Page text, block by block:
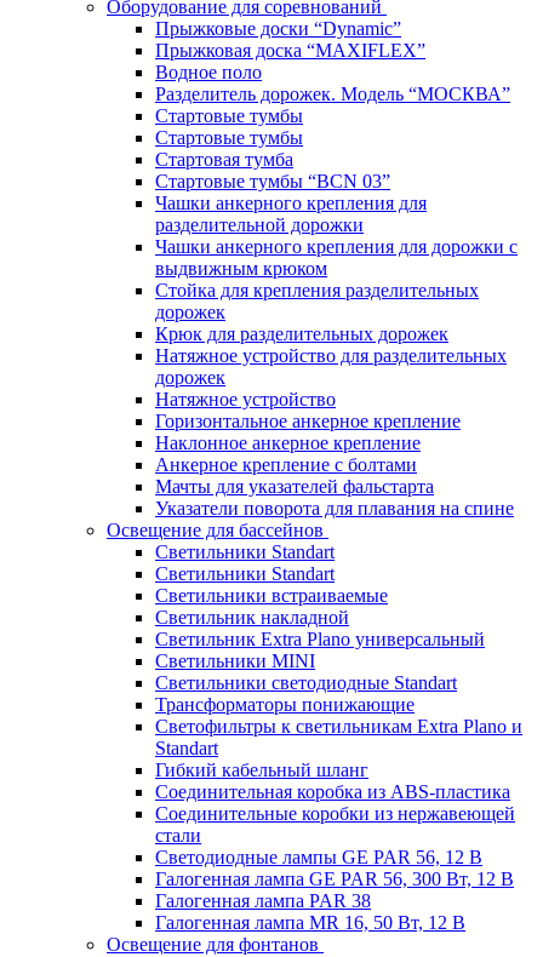
Оборудование для соревнований
Прыжковые доски “Dynamic”
Прыжковая доска “MAXIFLEX”
Водное поло
Разделитель дорожек. Модель “МОСКВА”
Стартовые тумбы
Стартовые тумбы
Стартовая тумба
Стартовые тумбы “BCN 03”
Чашки анкерного крепления для
разделительной дорожки
Чашки анкерного крепления для дорожки с
выдвижным крюком
Стойка для крепления разделительных
дорожек
Крюк для разделительных дорожек
Натяжное устройство для разделительных
дорожек
Натяжное устройство
Горизонтальное анкерное крепление
Наклонное анкерное крепление
Анкерное крепление с болтами
Мачты для указателей фальстарта
Указатели поворота для плавания на спине
Освещение для бассейнов
Светильники Standart
Светильники Standart
Светильники встраиваемые
Светильник накладной
Светильник Extra Plano универсальный
Светильники MINI
Светильники светодиодные Standart
Трансформаторы понижающие
Светофильтры к светильникам Extra Plano и
Standart
Гибкий кабельный шланг
Соединительная коробка из ABS-пластика
Соединительные коробки из нержавеющей
стали
Светодиодные лампы GE PAR 56, 12 В
Галогенная лампа GE PAR 56, 300 Вт, 12 В
Галогенная лампа PAR 38
Галогенная лампа MR 16, 50 Вт, 12 В
Освещение для фонтанов